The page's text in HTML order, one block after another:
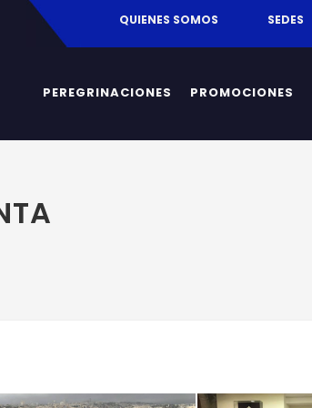
QUIENES SOMOS SEDES
PEREGRINACIONES PROMOCIONES